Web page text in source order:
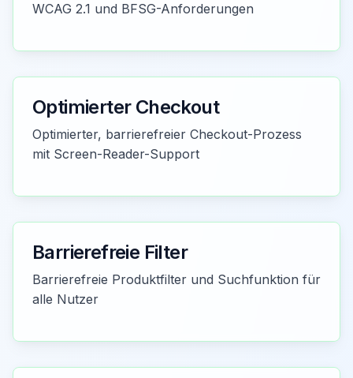
WCAG 2.1 und BFSG-Anforderungen
Optimierter Checkout
Optimierter, barrierefreier Checkout-Prozess
mit Screen-Reader-Support
Barrierefreie Filter
Barrierefreie Produktfilter und Suchfunktion für
alle Nutzer